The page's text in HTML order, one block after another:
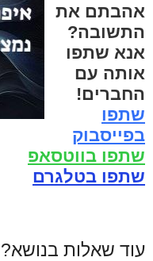
אהבתם את
התשובה?
אנא שתפו
אותה עם
החברים!
שתפו
בפייסבוק
שתפו בווטסאפ
שתפו בטלגרם
עוד שאלות בנושא?